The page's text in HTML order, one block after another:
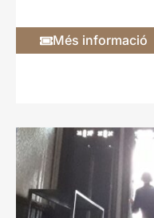
Més informació